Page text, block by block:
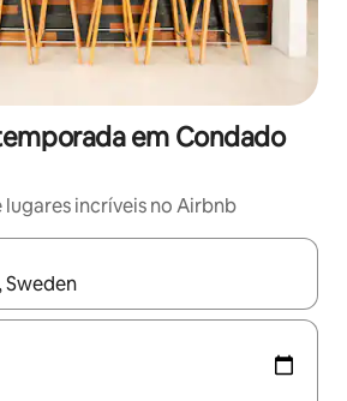
em Condado
lugares incríveis no Airbnb
estiverem disponíveis, explore-os